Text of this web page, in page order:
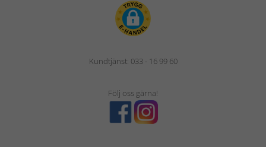
Kundtjänst: 033 - 16 99 60
Följ oss gärna!